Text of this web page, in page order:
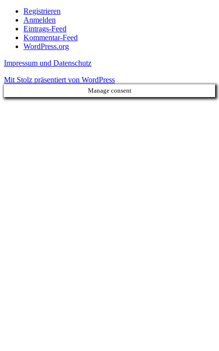
Registrieren
Anmelden
Eintrags-Feed
Kommentar-Feed
WordPress.org
Impressum und Datenschutz
Mit Stolz präsentiert von WordPress
Manage consent